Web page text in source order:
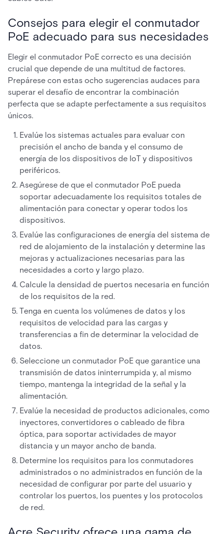
Consejos para elegir el conmutador
PoE adecuado para sus necesidades
Elegir el conmutador PoE correcto es una decisión
crucial que depende de una multitud de factores.
Prepárese con estas ocho sugerencias audaces para
superar el desafío de encontrar la combinación
perfecta que se adapte perfectamente a sus requisitos
únicos.
Evalúe los sistemas actuales para evaluar con
precisión el ancho de banda y el consumo de
energía de los dispositivos de IoT y dispositivos
periféricos.
Asegúrese de que el conmutador PoE pueda
soportar adecuadamente los requisitos totales de
alimentación para conectar y operar todos los
dispositivos.
Evalúe las configuraciones de energía del sistema de
red de alojamiento de la instalación y determine las
mejoras y actualizaciones necesarias para las
necesidades a corto y largo plazo.
Calcule la densidad de puertos necesaria en función
de los requisitos de la red.
Tenga en cuenta los volúmenes de datos y los
requisitos de velocidad para las cargas y
transferencias a fin de determinar la velocidad de
datos.
Seleccione un conmutador PoE que garantice una
transmisión de datos ininterrumpida y, al mismo
tiempo, mantenga la integridad de la señal y la
alimentación.
Evalúe la necesidad de productos adicionales, como
inyectores, convertidores o cableado de fibra
óptica, para soportar actividades de mayor
distancia y un mayor ancho de banda.
Determine los requisitos para los conmutadores
administrados o no administrados en función de la
necesidad de configurar por parte del usuario y
controlar los puertos, los puentes y los protocolos
de red.